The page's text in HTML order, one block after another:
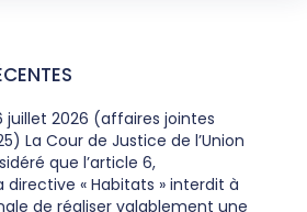
juillet 2026 (affaires jointes
La Cour de Justice de l’Union
que l’article 6,
directive « Habitats » interdit à
de réaliser valablement une